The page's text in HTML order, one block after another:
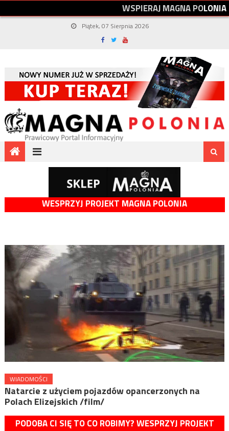
WSPIERAJMAGNAPOLONIA
Piątek, 07 Sierpnia 2026
WESPRZYJ PROJEKT MAGNA POLONIA
WIADOMOŚCI
Natarcie z użyciem pojazdów opancerzonych na
Polach Elizejskich /film/
PODOBA CI SIĘ TO CO ROBIMY? WESPRZYJ PROJEKT